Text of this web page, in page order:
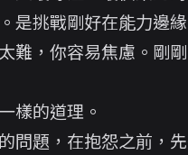
是挑戰剛好在能力邊
難，你容易焦慮。剛
樣的道理。
問題，在抱怨之前，